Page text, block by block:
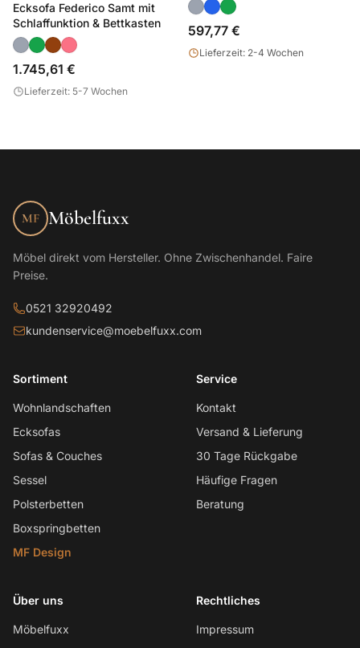
Ecksofa Federico Samt mit
Schlaffunktion & Bettkasten
1.745,61 €
Lieferzeit: 5-7 Wochen
597,77 €
Lieferzeit: 2-4 Wochen
MF Möbelfuxx
Möbel direkt vom Hersteller. Ohne Zwischenhandel. Faire
Preise.
0521 32920492
kundenservice@moebelfuxx.com
Sortiment
Wohnlandschaften
Ecksofas
Sofas & Couches
Sessel
Polsterbetten
Boxspringbetten
MF Design
Service
Kontakt
Versand & Lieferung
30 Tage Rückgabe
Häufige Fragen
Beratung
Über uns
Möbelfuxx
Rechtliches
Impressum